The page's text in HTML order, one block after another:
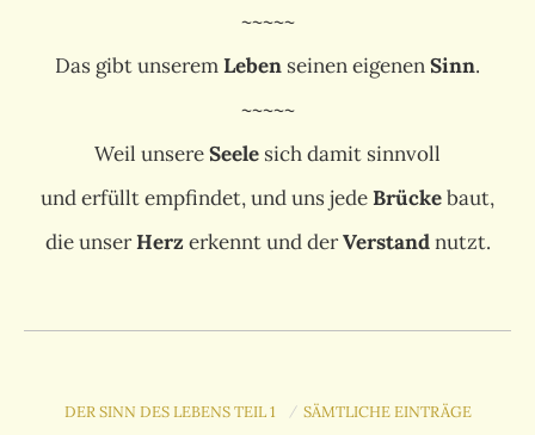
~~~~~
Das gibt unseremLeben seinen eigenenSinn.
~~~~~
Weil unsereSeele sich damit sinnvoll
und erfüllt empfindet, und uns jedeBrückebaut,
die unserHerz erkennt und derVerstandnutzt.
DER SINN DES LEBENS TEIL 1 / SÄMTLICHE EINTRÄGE